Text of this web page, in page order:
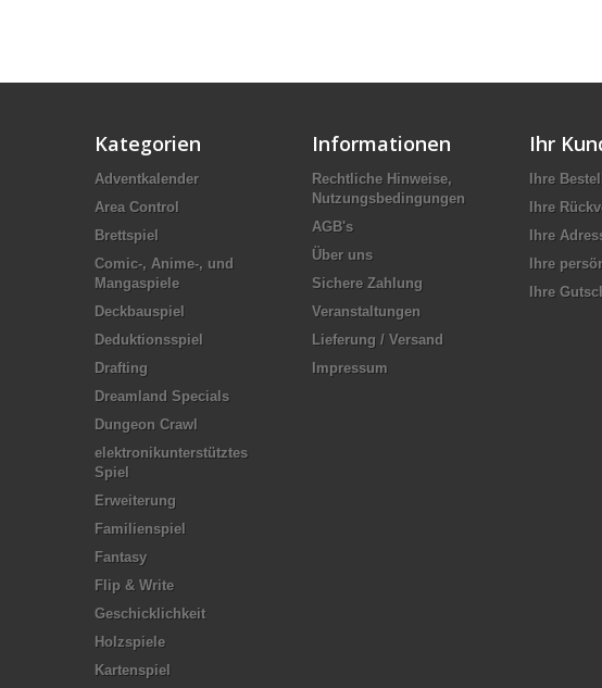
Kategorien
Adventkalender
Area Control
Brettspiel
Comic-, Anime-, und
Mangaspiele
Deckbauspiel
Deduktionsspiel
Drafting
Dreamland Specials
Dungeon Crawl
elektronikunterstütztes
Spiel
Erweiterung
Familienspiel
Fantasy
Flip & Write
Geschicklichkeit
Holzspiele
Kartenspiel
Informationen
Rechtliche Hinweise,
Nutzungsbedingungen
AGB's
Über uns
Sichere Zahlung
Veranstaltungen
Lieferung / Versand
Impressum
Ihr
Ihre
Ihre
Ihre
Ihre
Ihre